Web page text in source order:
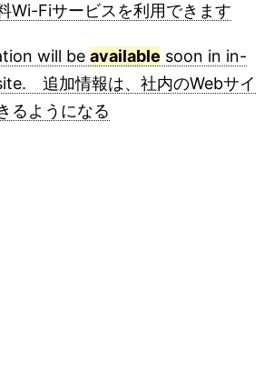
Wi-Fiサービスを利用できます
will be available soon in in-
追加情報は、社内のWebサイ
るようになる